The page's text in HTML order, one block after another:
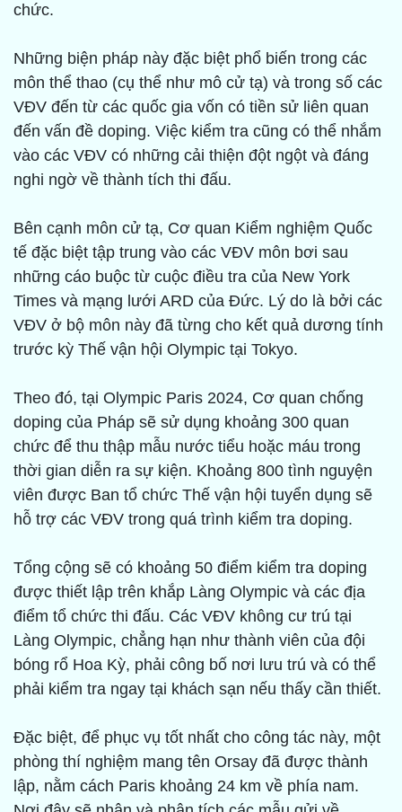
chức.
Những biện pháp này đặc biệt phổ biến trong các
môn thể thao (cụ thể như mô cử tạ) và trong số các
VĐV đến từ các quốc gia vốn có tiền sử liên quan
đến vấn đề doping. Việc kiểm tra cũng có thể nhắm
vào các VĐV có những cải thiện đột ngột và đáng
nghi ngờ về thành tích thi đấu.
Bên cạnh môn cử tạ, Cơ quan Kiểm nghiệm Quốc
tế đặc biệt tập trung vào các VĐV môn bơi sau
những cáo buộc từ cuộc điều tra của New York
Times và mạng lưới ARD của Đức. Lý do là bởi các
VĐV ở bộ môn này đã từng cho kết quả dương tính
trước kỳ Thế vận hội Olympic tại Tokyo.
Theo đó, tại Olympic Paris 2024, Cơ quan chống
doping của Pháp sẽ sử dụng khoảng 300 quan
chức để thu thập mẫu nước tiểu hoặc máu trong
thời gian diễn ra sự kiện. Khoảng 800 tình nguyện
viên được Ban tổ chức Thế vận hội tuyển dụng sẽ
hỗ trợ các VĐV trong quá trình kiểm tra doping.
Tổng cộng sẽ có khoảng 50 điểm kiểm tra doping
được thiết lập trên khắp Làng Olympic và các địa
điểm tổ chức thi đấu. Các VĐV không cư trú tại
Làng Olympic, chẳng hạn như thành viên của đội
bóng rổ Hoa Kỳ, phải công bố nơi lưu trú và có thể
phải kiểm tra ngay tại khách sạn nếu thấy cần thiết.
Đặc biệt, để phục vụ tốt nhất cho công tác này, một
phòng thí nghiệm mang tên Orsay đã được thành
lập, nằm cách Paris khoảng 24 km về phía nam.